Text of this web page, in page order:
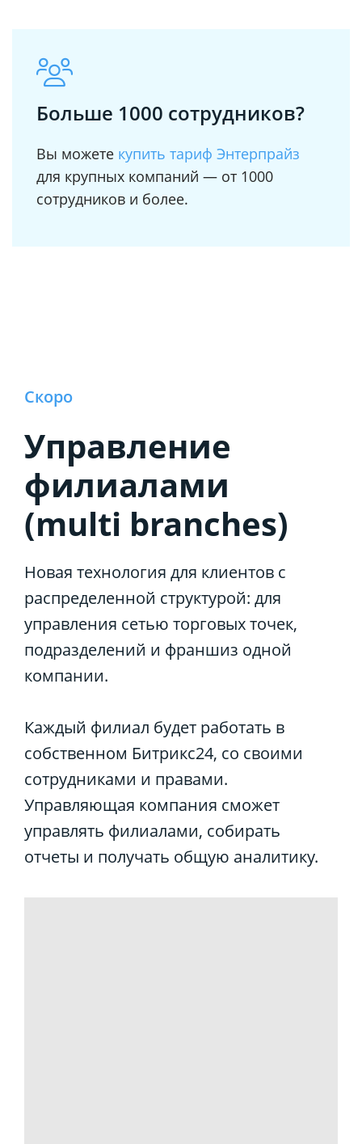
Больше 1000 сотрудников?
Вы можете купить тариф Энтерпрайз
для крупных компаний — от 1000
сотрудников и более.
Скоро
Управление
филиалами
(multi branches)
Новая технология для клиентов с
распределенной структурой: для
управления сетью торговых точек,
подразделений и франшиз одной
компании.
Каждый филиал будет работать в
собственном Битрикс24, со своими
сотрудниками и правами.
Управляющая компания сможет
управлять филиалами, собирать
отчеты и получать общую аналитику.